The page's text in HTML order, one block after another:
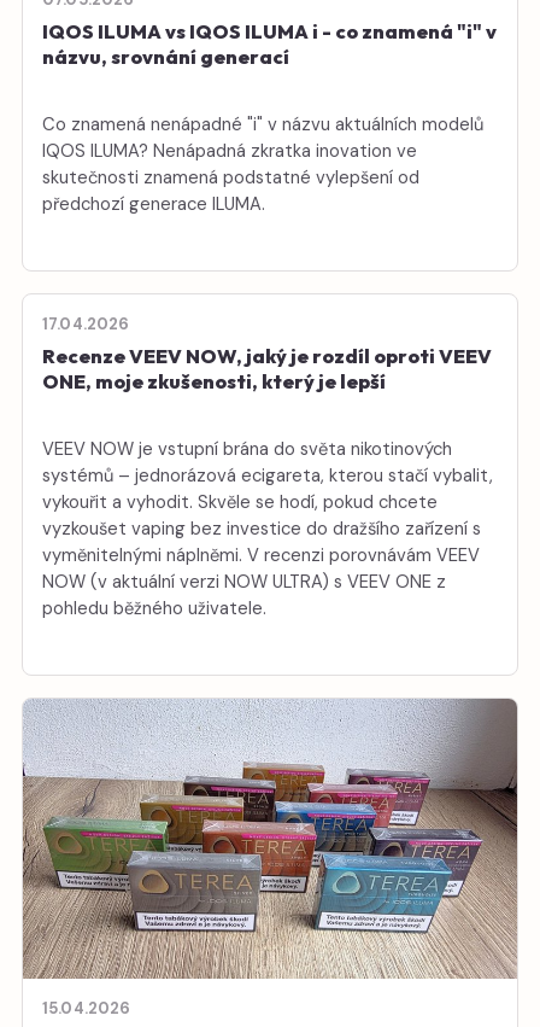
IQOS ILUMA vs IQOS ILUMA i - co znamená "i" v
názvu, srovnání generací
Co znamená nenápadné "i" v názvu aktuálních modelů
IQOS ILUMA? Nenápadná zkratka inovation ve
skutečnosti znamená podstatné vylepšení od
předchozí generace ILUMA.
17.04.2026
Recenze VEEV NOW, jaký je rozdíl oproti VEEV
ONE, moje zkušenosti, který je lepší
VEEV NOW je vstupní brána do světa nikotinových
systémů – jednorázová ecigareta, kterou stačí vybalit,
vykouřit a vyhodit. Skvěle se hodí, pokud chcete
vyzkoušet vaping bez investice do dražšího zařízení s
vyměnitelnými náplněmi. V recenzi porovnávám VEEV
NOW (v aktuální verzi NOW ULTRA) s VEEV ONE z
pohledu běžného uživatele.
15.04.2026